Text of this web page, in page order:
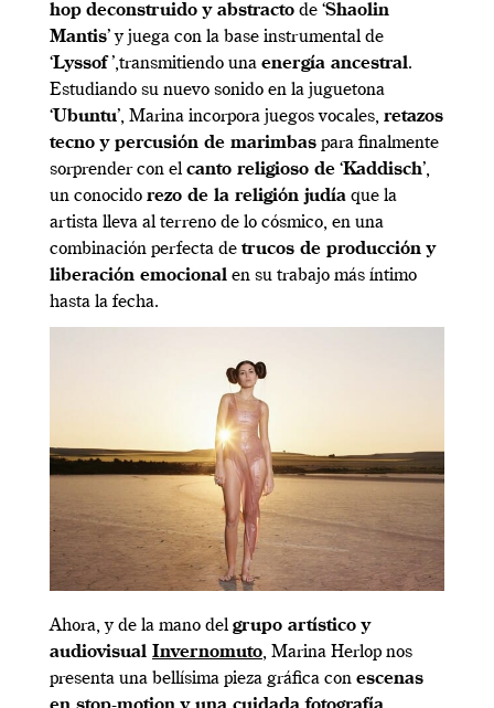
hop deconstruido y abstracto de ‘Shaolin
Mantis’ y juega con la base instrumental de
‘Lyssof’,transmitiendo una energía ancestral.
Estudiando su nuevo sonido en la juguetona
‘Ubuntu’, Marina incorpora juegos vocales, retazos
tecno y percusión de marimbas para finalmente
sorprender con el canto religioso de ‘Kaddisch’,
un conocido rezo de la religión judía que la
artista lleva al terreno de lo cósmico, en una
combinación perfecta de trucos de producción y
liberación emocional en su trabajo más íntimo
hasta la fecha.
Ahora, y de la mano del grupo artístico y
audiovisual Invernomuto, Marina Herlop nos
presenta una bellísima pieza gráfica con escenas